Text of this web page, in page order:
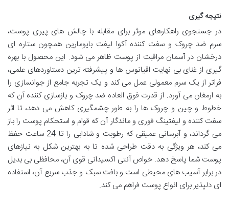
نتیجه گیری
در جستجوی راهکارهای موثر برای مقابله با چالش های پیری پوست،
سرم ضد چروک و سفت کننده آکوا لیفت بایومارین همچون ستاره ای
درخشان در آسمان مراقبت از پوست ظاهر می شود. این محصول با بهره
گیری از غنای بی نهایت اقیانوس ها و پیشرفته ترین دستاوردهای علمی،
فراتر از یک سرم معمولی عمل می کند و یک تجربه جامع از جوانسازی را
به ارمغان می آورد. از قدرت فوق العاده ضد چروک و بازسازی کننده آن که
خطوط و چین و چروک ها را به طور چشمگیری کاهش می دهد، تا اثر
سفت کننده و لیفتینگ فوری و ماندگار آن که قوام و استحکام پوست را باز
می گرداند، و آبرسانی عمیقی که رطوبت و شادابی را تا 24 ساعت حفظ
می کند، هر ویژگی به دقت طراحی شده تا به بهترین شکل به نیازهای
پوست شما پاسخ دهد. خواص آنتی اکسیدانی قوی آن، محافظی بی بدیل
در برابر آسیب های محیطی است و بافت سبک و جذب سریع آن، استفاده
ای دلپذیر برای انواع پوست فراهم می کند.